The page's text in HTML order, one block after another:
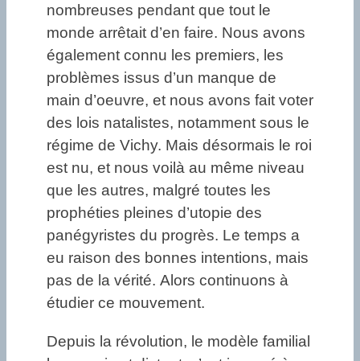
nombreuses pendant que tout le
monde arrêtait d’en faire. Nous avons
également connu les premiers, les
problèmes issus d’un manque de
main d’oeuvre, et nous avons fait voter
des lois natalistes, notamment sous le
régime de Vichy. Mais désormais le roi
est nu, et nous voilà au même niveau
que les autres, malgré toutes les
prophéties pleines d’utopie des
panégyristes du progrès. Le temps a
eu raison des bonnes intentions, mais
pas de la vérité. Alors continuons à
étudier ce mouvement.
Depuis la révolution, le modèle familial